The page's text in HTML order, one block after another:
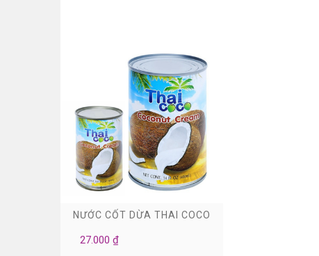
NƯỚC CỐT DỪA THAI COCO
27.000 ₫